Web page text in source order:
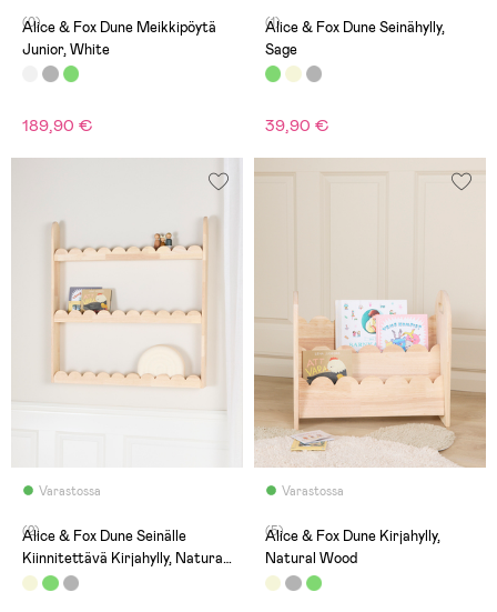
(0)
Alice & Fox Dune Meikkipöytä
Junior, White
189,90 €
(1)
Alice & Fox Dune Seinähylly,
Sage
39,90 €
Varastossa
(2)
Alice & Fox Dune Seinälle
Kiinnitettävä Kirjahylly, Natural
Wood
Varastossa
(5)
Alice & Fox Dune Kirjahylly,
Natural Wood